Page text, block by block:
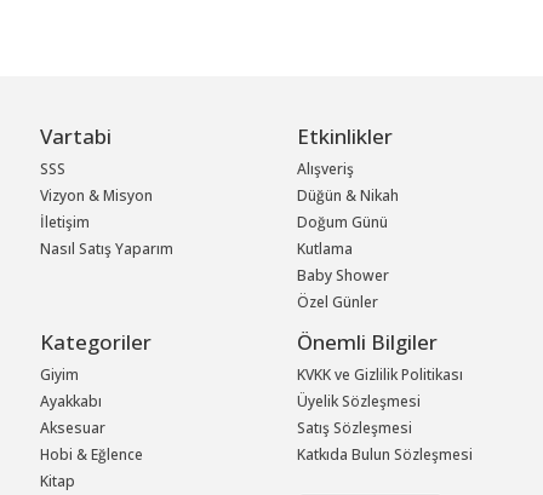
Vartabi
SSS
Vizyon & Misyon
İletişim
Nasıl Satış Yaparım
Etkinlikler
Alışveriş
Düğün & Nikah
Doğum Günü
Kutlama
Baby Shower
Özel Günler
Kategoriler
Giyim
Ayakkabı
Aksesuar
Hobi & Eğlence
Kitap
Önemli Bilgiler
KVKK ve Gizlilik Politikası
Üyelik Sözleşmesi
Satış Sözleşmesi
Katkıda Bulun Sözleşmesi